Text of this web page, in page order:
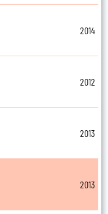
2014
2012
2013
2013